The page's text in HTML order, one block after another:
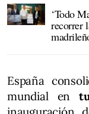
‘Todo
recorrer
España
mundial en